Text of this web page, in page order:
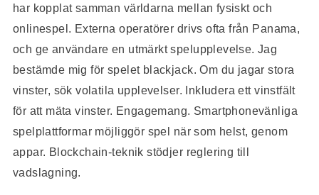
har kopplat samman världarna mellan fysiskt och
onlinespel. Externa operatörer drivs ofta från Panama,
och ge användare en utmärkt spelupplevelse. Jag
bestämde mig för spelet blackjack. Om du jagar stora
vinster, sök volatila upplevelser. Inkludera ett vinstfält
för att mäta vinster. Engagemang. Smartphonevänliga
spelplattformar möjliggör spel när som helst, genom
appar. Blockchain-teknik stödjer reglering till
vadslagning.